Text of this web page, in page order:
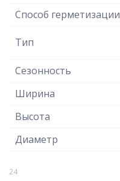
Способ герметизации
Тип
Сезонность
Ширина
Высота
Диаметр
24